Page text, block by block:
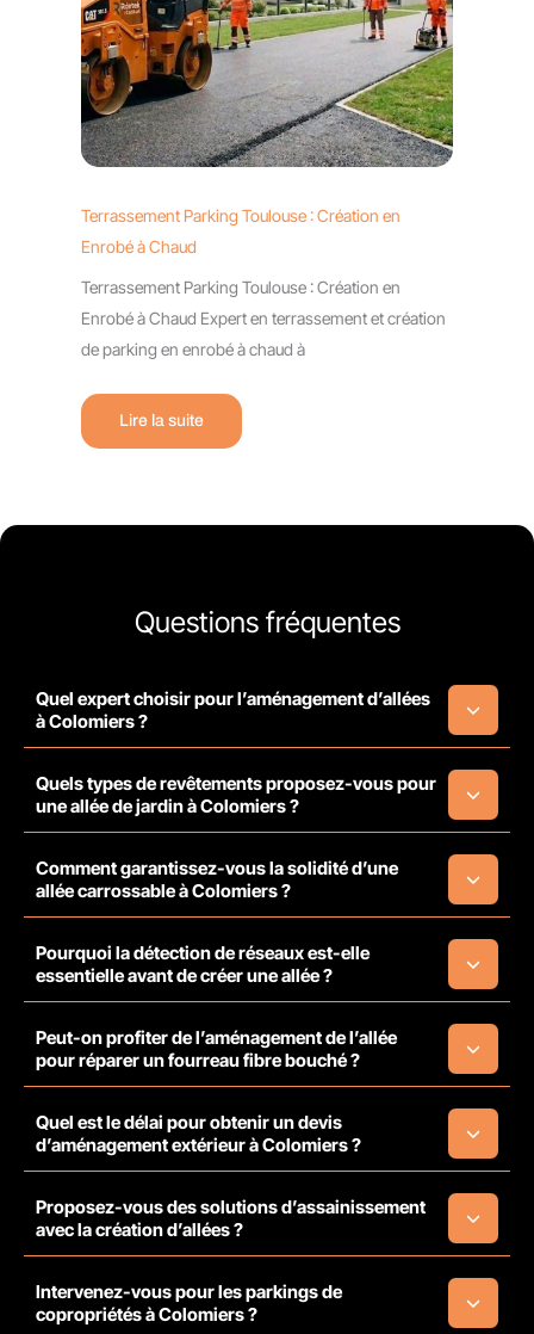
Terrassement Parking Toulouse : Création en
Enrobé à Chaud
Terrassement Parking Toulouse : Création en
Enrobé à Chaud Expert en terrassement et création
de parking en enrobé à chaud à
Lire la suite
Questions fréquentes
Quel expert choisir pour l’aménagement d’allées
à Colomiers ?
Quels types de revêtements proposez-vous pour
une allée de jardin à Colomiers ?
Comment garantissez-vous la solidité d’une
allée carrossable à Colomiers ?
Pourquoi la détection de réseaux est-elle
essentielle avant de créer une allée ?
Peut-on profiter de l’aménagement de l’allée
pour réparer un fourreau fibre bouché ?
Quel est le délai pour obtenir un devis
d’aménagement extérieur à Colomiers ?
Proposez-vous des solutions d’assainissement
avec la création d’allées ?
Intervenez-vous pour les parkings de
copropriétés à Colomiers ?